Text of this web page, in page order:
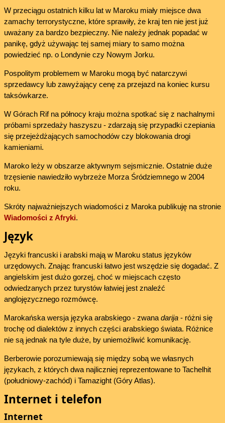
W przeciągu ostatnich kilku lat w Maroku miały miejsce dwa
zamachy terrorystyczne, które sprawiły, że kraj ten nie jest już
uważany za bardzo bezpieczny. Nie należy jednak popadać w
panikę, gdyż używając tej samej miary to samo można
powiedzieć np. o Londynie czy Nowym Jorku.
Pospolitym problemem w Maroku mogą być natarczywi
sprzedawcy lub zawyżający cenę za przejazd na koniec kursu
taksówkarze.
W Górach Rif na północy kraju można spotkać się z nachalnymi
próbami sprzedaży haszyszu - zdarzają się przypadki czepiania
się przejeżdżających samochodów czy blokowania drogi
kamieniami.
Maroko leży w obszarze aktywnym sejsmicznie. Ostatnie duże
trzęsienie nawiedziło wybrzeże Morza Śródziemnego w 2004
roku.
Skróty najważniejszych wiadomości z Maroka publikuję na stronie
Wiadomości z Afryki.
Język
Języki francuski i arabski mają w Maroku status języków
urzędowych. Znając francuski łatwo jest wszędzie się dogadać. Z
angielskim jest dużo gorzej, choć w miejscach często
odwiedzanych przez turystów łatwiej jest znaleźć
anglojęzycznego rozmówcę.
Marokańska wersja języka arabskiego - zwana darija- różni się
trochę od dialektów z innych części arabskiego świata. Różnice
nie są jednak na tyle duże, by uniemożliwić komunikację.
Berberowie porozumiewają się między sobą we własnych
językach, z których dwa najliczniej reprezentowane to Tachelhit
(południowy-zachód) i Tamazight (Góry Atlas).
Internet i telefon
Internet